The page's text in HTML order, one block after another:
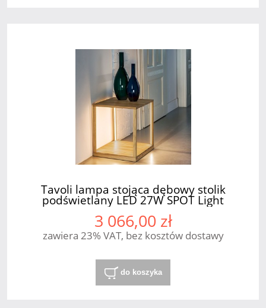
Tavoli lampa stojąca dębowy stolik
podświetlany LED 27W SPOT Light
3 066,00 zł
zawiera 23% VAT, bez kosztów dostawy
do koszyka